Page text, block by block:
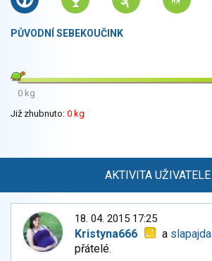
PŮVODNÍ SEBEKOUČINK
0 kg
Již zhubnuto: 0 kg
AKTIVITA UŽIVATELE
18. 04. 2015 17:25
Kristyna666 a slapajda
přátelé.